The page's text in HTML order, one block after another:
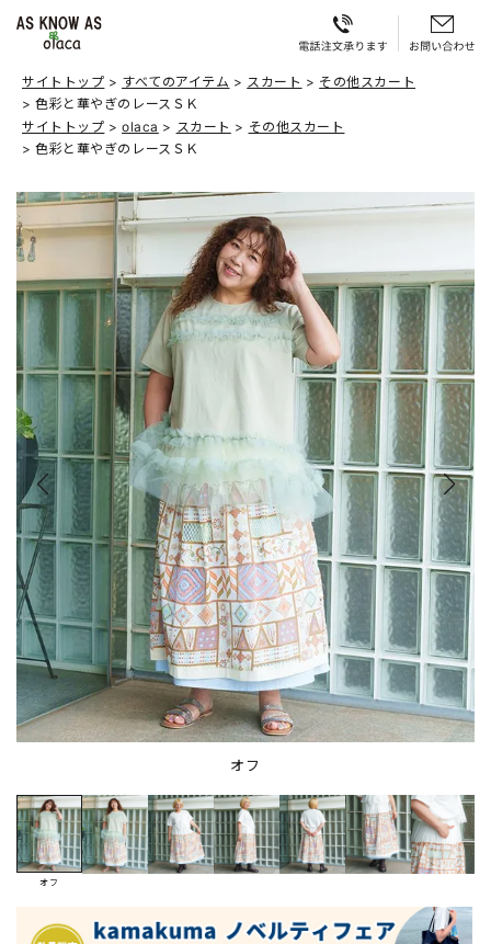
サイトトップ すべてのアイテム スカート
その他スカート
色彩と華やぎのレースＳＫ
サイトトップ
olaca スカート
その他スカート
色彩と華やぎのレースＳＫ
オフ
オフ